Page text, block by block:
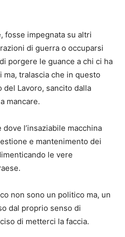
fosse impegnata su altri
di guerra o occuparsi
porgere le guance a chi ci ha
tralascia che in questo
del Lavoro, sancito dalla
mancare.
l’insaziabile macchina
e mantenimento dei
le vere
non sono un politico ma, un
dal proprio senso di
di metterci la faccia.